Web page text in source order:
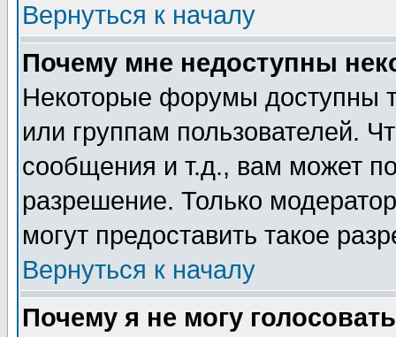
Вернуться к началу
Почему мне недоступны
Некоторые форумы доступны
или группам пользователей.
сообщения и т.д., вам может
разрешение. Только
могут предоставить такое
Вернуться к началу
Почему я не могу